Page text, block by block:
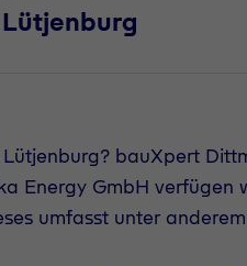
bauXpert
Energy GmbH verfügen
umfasst unter